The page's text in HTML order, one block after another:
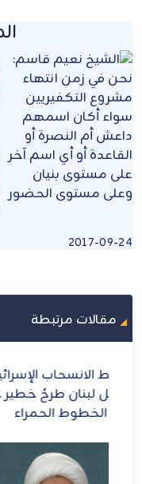
2017-09-24
مقالات مرتبطة
الأمين العام
نترك ميدان